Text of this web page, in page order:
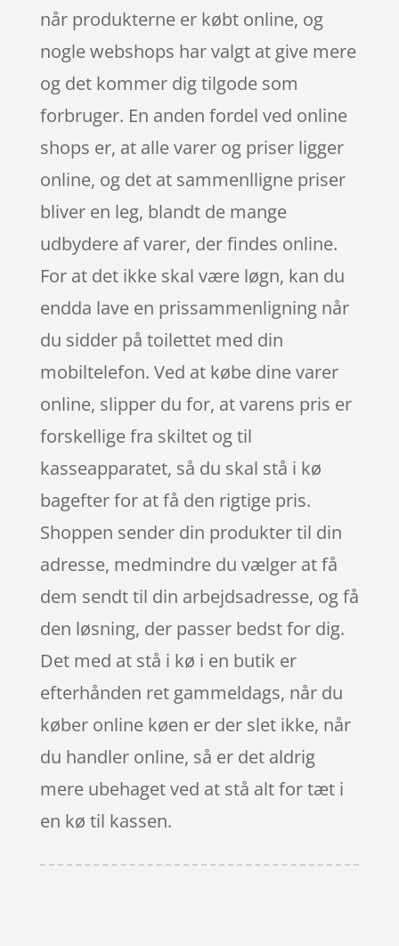
når produkterne er købt online, og
nogle webshops har valgt at give mere
og det kommer dig tilgode som
forbruger. En anden fordel ved online
shops er, at alle varer og priser ligger
online, og det at sammenlligne priser
bliver en leg, blandt de mange
udbydere af varer, der findes online.
For at det ikke skal være løgn, kan du
endda lave en prissammenligning når
du sidder på toilettet med din
mobiltelefon. Ved at købe dine varer
online, slipper du for, at varens pris er
forskellige fra skiltet og til
kasseapparatet, så du skal stå i kø
bagefter for at få den rigtige pris.
Shoppen sender din produkter til din
adresse, medmindre du vælger at få
dem sendt til din arbejdsadresse, og få
den løsning, der passer bedst for dig.
Det med at stå i kø i en butik er
efterhånden ret gammeldags, når du
køber online køen er der slet ikke, når
du handler online, så er det aldrig
mere ubehaget ved at stå alt for tæt i
en kø til kassen.